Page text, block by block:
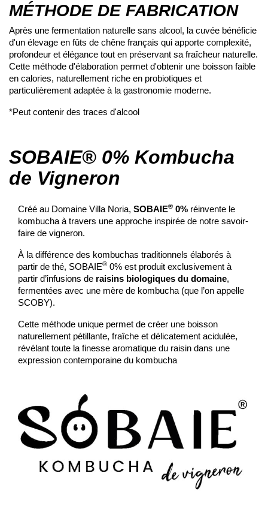
MÉTHODE DE FABRICATION
Après une fermentation naturelle sans alcool, la cuvée bénéficie
d'un élevage en fûts de chêne français qui apporte complexité,
profondeur et élégance tout en préservant sa fraîcheur naturelle.
Cette méthode d'élaboration permet d'obtenir une boisson faible
en calories, naturellement riche en probiotiques et
particulièrement adaptée à la gastronomie moderne.
*Peut contenir des traces d'alcool
SOBAIE® 0% Kombucha
de Vigneron
Créé au Domaine Villa Noria, SOBAIE® 0% réinvente le
kombucha à travers une approche inspirée de notre savoir-
faire de vigneron.
À la différence des kombuchas traditionnels élaborés à
partir de thé, SOBAIE® 0% est produit exclusivement à
partir d’infusions de raisins biologiques du domaine,
fermentées avec une mère de kombucha (que l’on appelle
SCOBY).
Cette méthode unique permet de créer une boisson
naturellement pétillante, fraîche et délicatement acidulée,
révélant toute la finesse aromatique du raisin dans une
expression contemporaine du kombucha